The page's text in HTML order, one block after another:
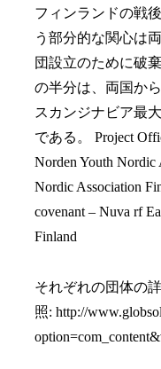
フィンランドの戦
う部分的な関心は
団設立のために破
の半分は、両国か
スカンジナビア最
である。 Project
Norden Youth Nordic
Nordic Association
covenant – Nuva rf
Finland
それぞれの団体の
照: http://